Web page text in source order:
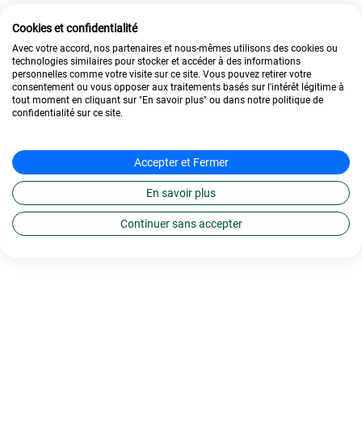
Cookies et confidentialité
Avec votre accord, nos partenaires et nous-mêmes utilisons des cookies ou
technologies similaires pour stocker et accéder à des informations
personnelles comme votre visite sur ce site. Vous pouvez retirer votre
consentement ou vous opposer aux traitements basés sur l'intérêt légitime à
tout moment en cliquant sur "En savoir plus" ou dans notre politique de
confidentialité sur ce site.
Accepter et Fermer
En savoir plus
Continuer sans accepter